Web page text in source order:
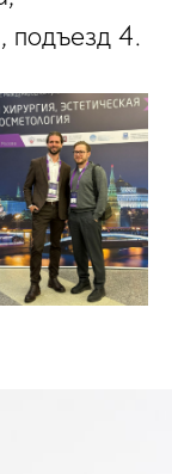
подъезд 4.